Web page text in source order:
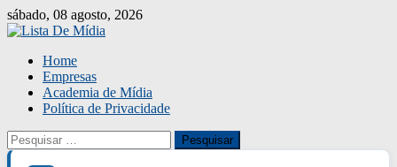
Skip
to
sábado, 08 agosto, 2026
Home
Empresas
Academia de Mídia
Política de Privacidade
Pesquisar
por: